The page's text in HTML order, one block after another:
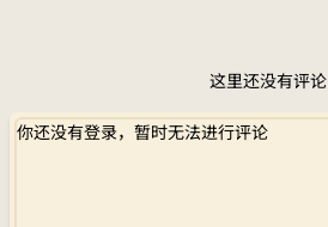
这里还没有评论
你还没有登录，暂时无法进行评论